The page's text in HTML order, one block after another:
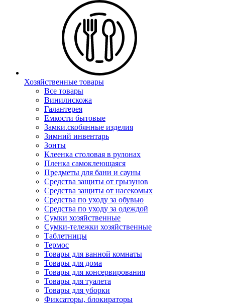
Хозяйственные товары
Все товары
Винилискожа
Галантерея
Емкости бытовые
Замки.скобянные изделия
Зимний инвентарь
Зонты
Клеенка столовая в рулонах
Пленка самоклеющаяся
Предметы для бани и сауны
Средства защиты от грызунов
Средства защиты от насекомых
Средства по уходу за обувью
Средства по уходу за одеждой
Сумки хозяйственные
Сумки-тележки хозяйственные
Таблетницы
Термос
Товары для ванной комнаты
Товары для дома
Товары для консервирования
Товары для туалета
Товары для уборки
Фиксаторы, блокираторы